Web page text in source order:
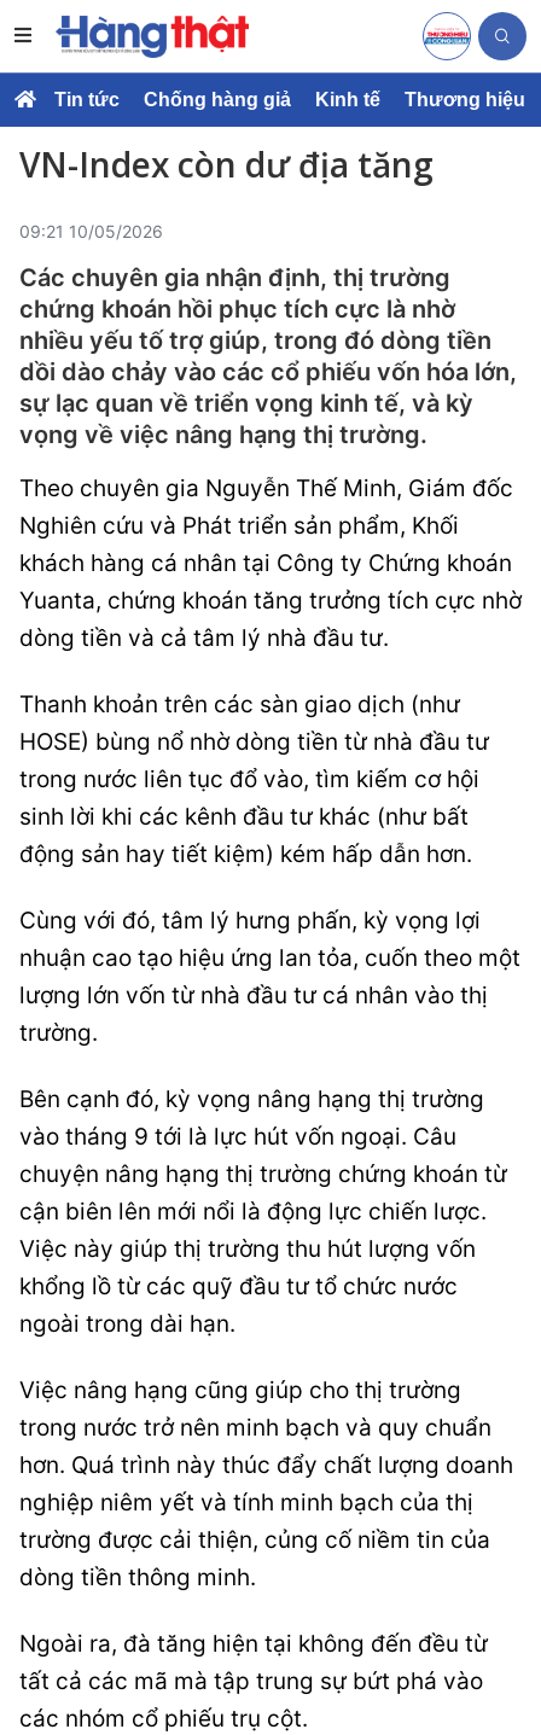
Tin tức Chống hàng giả Kinh tế Thương hiệu
VN-Index còn dư địa tăng
09:21 10/05/2026
Các chuyên gia nhận định, thị trường
chứng khoán hồi phục tích cực là nhờ
nhiều yếu tố trợ giúp, trong đó dòng tiền
dồi dào chảy vào các cổ phiếu vốn hóa lớn,
sự lạc quan về triển vọng kinh tế, và kỳ
vọng về việc nâng hạng thị trường.
Theo chuyên gia Nguyễn Thế Minh, Giám đốc
Nghiên cứu và Phát triển sản phẩm, Khối
khách hàng cá nhân tại Công ty Chứng khoán
Yuanta, chứng khoán tăng trưởng tích cực nhờ
dòng tiền và cả tâm lý nhà đầu tư.
Thanh khoản trên các sàn giao dịch (như
HOSE) bùng nổ nhờ dòng tiền từ nhà đầu tư
trong nước liên tục đổ vào, tìm kiếm cơ hội
sinh lời khi các kênh đầu tư khác (như bất
động sản hay tiết kiệm) kém hấp dẫn hơn.
Cùng với đó, tâm lý hưng phấn, kỳ vọng lợi
nhuận cao tạo hiệu ứng lan tỏa, cuốn theo một
lượng lớn vốn từ nhà đầu tư cá nhân vào thị
trường.
Bên cạnh đó, kỳ vọng nâng hạng thị trường
vào tháng 9 tới là lực hút vốn ngoại. Câu
chuyện nâng hạng thị trường chứng khoán từ
cận biên lên mới nổi là động lực chiến lược.
Việc này giúp thị trường thu hút lượng vốn
khổng lồ từ các quỹ đầu tư tổ chức nước
ngoài trong dài hạn.
Việc nâng hạng cũng giúp cho thị trường
trong nước trở nên minh bạch và quy chuẩn
hơn. Quá trình này thúc đẩy chất lượng doanh
nghiệp niêm yết và tính minh bạch của thị
trường được cải thiện, củng cố niềm tin của
dòng tiền thông minh.
Ngoài ra, đà tăng hiện tại không đến đều từ
tất cả các mã mà tập trung sự bứt phá vào
các nhóm cổ phiếu trụ cột.